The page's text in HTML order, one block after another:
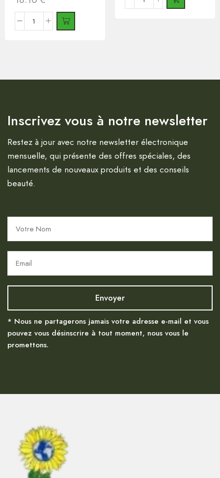
Inscrivez vous à notre newsletter
Restez à jour avec notre newsletter électronique
mensuelle, qui présente des offres spéciales, des
lancements de nouveaux produits et des conseils
beauté.
* Nous ne partagerons jamais votre adresse e-mail et vous
pouvez vous désinscrire à tout moment, nous vous le
promettons.